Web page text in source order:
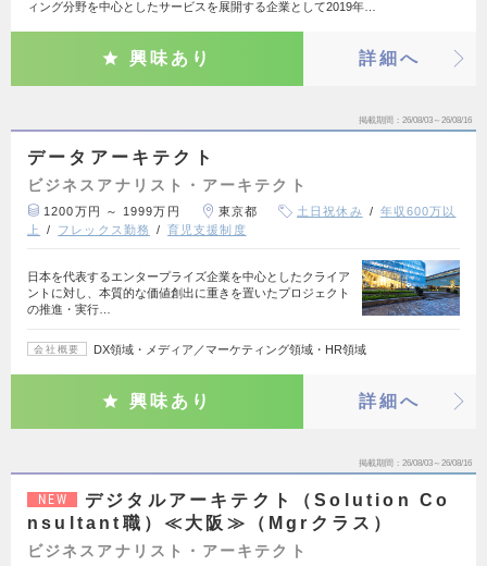
ィング分野を中心としたサービスを展開する企業として2019年…
興味あり 詳細へ
掲載期間 26/08/03～26/08/16
データアーキテクト
ビジネスアナリスト・アーキテクト
1200万円 ～ 1999万円 東京都 土日祝休み
年収600万以
上
フレックス勤務 育児支援制度
日本を代表するエンタープライズ企業を中心としたクライア
ントに対し、本質的な価値創出に重きを置いたプロジェクト
の推進・実行…
会社概要 DX領域・メディア／マーケティング領域・HR領域
興味あり 詳細へ
掲載期間 26/08/03～26/08/16
NEW
デジタルアーキテクト（Solution Co
nsultant職）≪大阪≫（Mgrクラス）
ビジネスアナリスト・アーキテクト